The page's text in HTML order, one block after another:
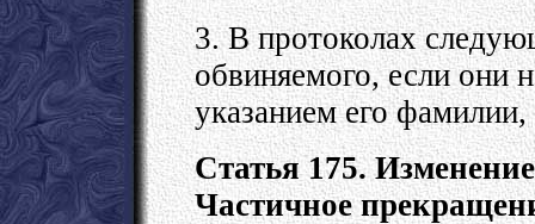
3. В протоколах
обвиняемого, если они
указанием его
Статья 175.
Частичное